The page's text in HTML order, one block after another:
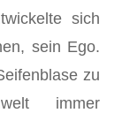
sich
sein Ego.
zu
immer